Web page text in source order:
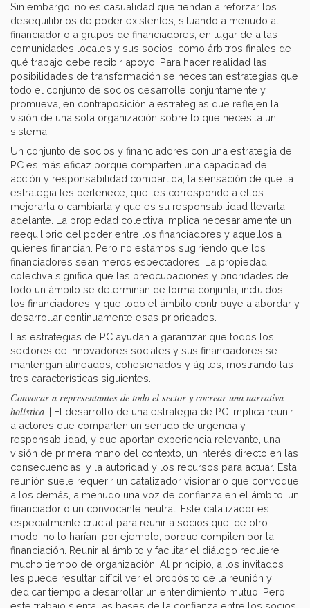
Sin embargo, no es casualidad que tiendan a reforzar los
desequilibrios de poder existentes, situando a menudo al
financiador o a grupos de financiadores, en lugar de a las
comunidades locales y sus socios, como árbitros finales de
qué trabajo debe recibir apoyo. Para hacer realidad las
posibilidades de transformación se necesitan estrategias que
todo el conjunto de socios desarrolle conjuntamente y
promueva, en contraposición a estrategias que reflejen la
visión de una sola organización sobre lo que necesita un
sistema.
Un conjunto de socios y financiadores con una estrategia de
PC es más eficaz porque comparten una capacidad de
acción y responsabilidad compartida, la sensación de que la
estrategia les pertenece, que les corresponde a ellos
mejorarla o cambiarla y que es su responsabilidad llevarla
adelante. La propiedad colectiva implica necesariamente un
reequilibrio del poder entre los financiadores y aquellos a
quienes financian. Pero no estamos sugiriendo que los
financiadores sean meros espectadores. La propiedad
colectiva significa que las preocupaciones y prioridades de
todo un ámbito se determinan de forma conjunta, incluidos
los financiadores, y que todo el ámbito contribuye a abordar y
desarrollar continuamente esas prioridades.
Las estrategias de PC ayudan a garantizar que todos los
sectores de innovadores sociales y sus financiadores se
mantengan alineados, cohesionados y ágiles, mostrando las
tres características siguientes.
Convocar a representantes de todo el sector y cocrear una narrativa
holística . | El desarrollo de una estrategia de PC implica reunir
a actores que comparten un sentido de urgencia y
responsabilidad, y que aportan experiencia relevante, una
visión de primera mano del contexto, un interés directo en las
consecuencias, y la autoridad y los recursos para actuar. Esta
reunión suele requerir un catalizador visionario que convoque
a los demás, a menudo una voz de confianza en el ámbito, un
financiador o un convocante neutral. Este catalizador es
especialmente crucial para reunir a socios que, de otro
modo, no lo harían; por ejemplo, porque compiten por la
financiación. Reunir al ámbito y facilitar el diálogo requiere
mucho tiempo de organización. Al principio, a los invitados
les puede resultar difícil ver el propósito de la reunión y
dedicar tiempo a desarrollar un entendimiento mutuo. Pero